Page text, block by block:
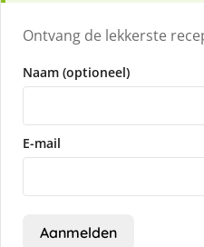
Ontvang de lekkerste
Naam (optioneel)
E-mail
Aanmelden